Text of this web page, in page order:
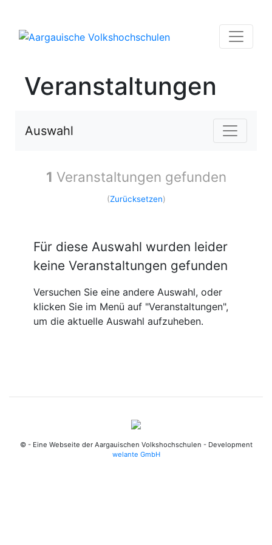
Veranstaltungen
Auswahl
1 Veranstaltungen gefunden
(Zurücksetzen)
Für diese Auswahl wurden leider
keine Veranstaltungen gefunden
Versuchen Sie eine andere Auswahl, oder
klicken Sie im Menü auf "Veranstaltungen",
um die aktuelle Auswahl aufzuheben.
© - Eine Webseite der Aargauischen Volkshochschulen - Development
welante GmbH